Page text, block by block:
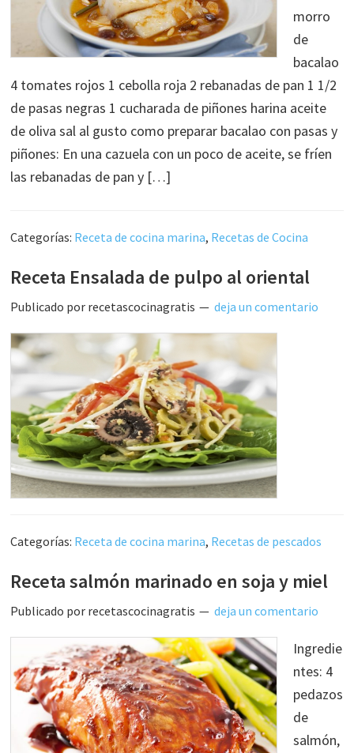
morro
de
bacalao
4 tomates rojos 1 cebolla roja 2 rebanadas de pan 1 1/2
de pasas negras 1 cucharada de piñones harina aceite
de oliva sal al gusto como preparar bacalao con pasas y
piñones: En una cazuela con un poco de aceite, se fríen
las rebanadas de pan y […]
Categorías: Receta de cocina marina, Recetas de Cocina
Receta Ensalada de pulpo al oriental
Publicado por recetascocinagratis deja un comentario
Categorías: Receta de cocina marina, Recetas de pescados
Receta salmón marinado en soja y miel
Publicado por recetascocinagratis deja un comentario
Ingredie
ntes: 4
pedazos
de
salmón,